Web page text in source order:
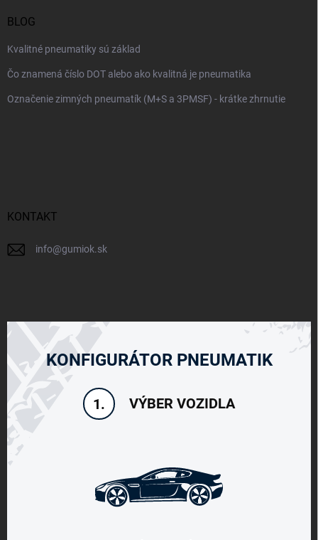
BLOG
Kvalitné pneumatiky sú základ
Čo znamená číslo DOT alebo ako kvalitná je pneumatika
Označenie zimných pneumatík (M+S a 3PMSF) - krátke zhrnutie
KONTAKT
info@gumiok.sk
KONFIGURÁTOR PNEUMATIK
1. VÝBER VOZIDLA